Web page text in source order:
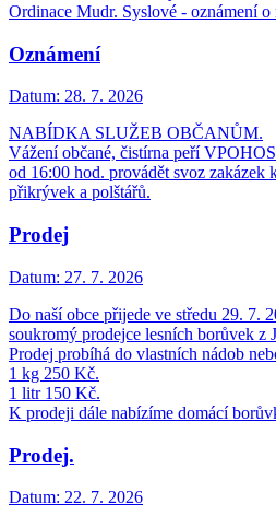
Ordinace Mudr. Syslové - oznámení o
Oznámení
Datum: 28. 7. 2026
NABÍDKA SLUŽEB OBČANŮM.
Vážení občané, čistírna peří
od 16:00 hod. provádět svoz zakázek
přikrývek a polštářů.
Prodej
Datum: 27. 7. 2026
Do naší obce přijede ve středu 29. 7.
soukromý prodejce lesních borůvek z
Prodej probíhá do vlastních nádob
1 kg 250 Kč.
1 litr 150 Kč.
K prodeji dále nabízíme domácí
Prodej.
Datum: 22. 7. 2026